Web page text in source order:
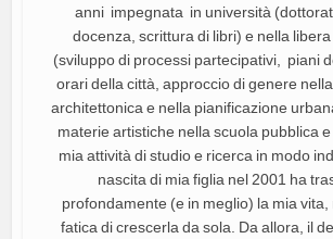
anni impegnata in università
docenza, scrittura di libri) e nella
(sviluppo di processi partecipativi, piani
orari della città, approccio di genere
architettonica e nella pianificazione
materie artistiche nella scuola pubblica
mia attività di studio e ricerca in modo
nascita di mia figlia nel 2001 ha
profondamente (e in meglio) la mia vita,
fatica di crescerla da sola. Da allora, il